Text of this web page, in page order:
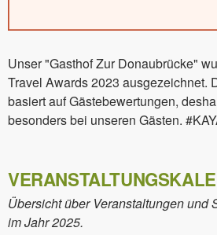
Unser "Gasthof Zur Donaubrücke"
Travel Awards 2023 ausgezeichnet.
basiert auf Gästebewertungen,
besonders bei unseren Gästen.
Übersicht über Veranstaltungen und
im Jahr 2025.